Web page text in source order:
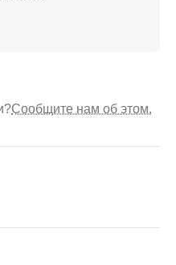
Сообщите нам об этом.